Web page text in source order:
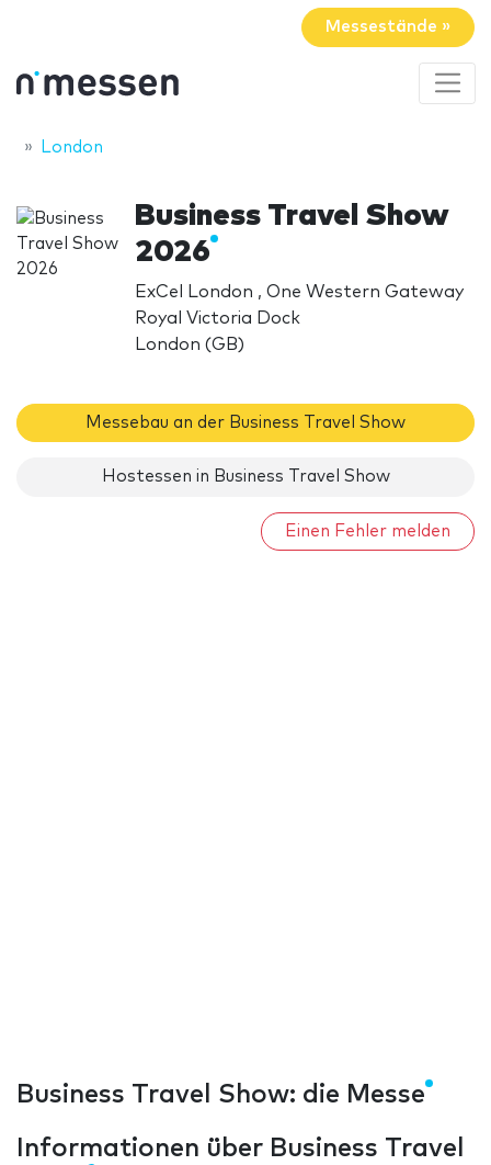
Messestände »
London
Business Travel Show
2026
ExCel London , One Western Gateway
Royal Victoria Dock
London (GB)
Messebau an der Business Travel Show
Hostessen in Business Travel Show
Einen Fehler melden
Business Travel Show: die Messe
Informationen über Business Travel